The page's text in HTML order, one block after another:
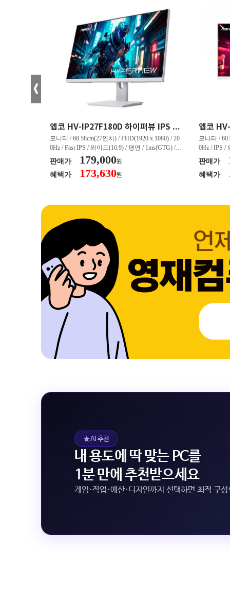
앱코 HV-IP27F180D 하이퍼뷰 IPS FHD 200 HDR 무결점
모니터 / 68.58cm(27인치) / FHD(1920 x 1080) / 20
0Hz / Fast IPS / 와이드(16:9) / 평면 / 1ms(GTG) / 3
50nit / 1,000:1 / 헤드폰 아웃 / LED 조명 / 틸트(상
하) / 6kg / [색상영역] / sRGB:128% / Adobe RGB:8
5% / DCI-P3:91% / NTSC:90% / [게임특화] / 조준
판매가 179,000원
혜택가 173,630원
모니터 /
0Hz / IPS /
50nit /
하) / 4.9kg
80% / DCI-
판매가
혜택가
AI 추천
내 용도에 딱 맞는 PC를
1분 만에 추천받으세요
게임·작업·예산·디자인까지 선택하면 최적 구